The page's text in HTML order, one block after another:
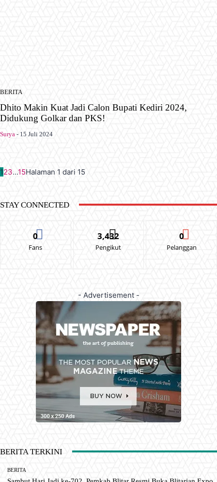
BERITA
Dhito Makin Kuat Jadi Calon Bupati Kediri 2024,
Didukung Golkar dan PKS!
Surya - 15 Juli 2024
123...15Halaman 1 dari 15
STAY CONNECTED
0
Fans
3,432
Pengikut
0
Pelanggan
- Advertisement -
BERITA TERKINI
BERITA